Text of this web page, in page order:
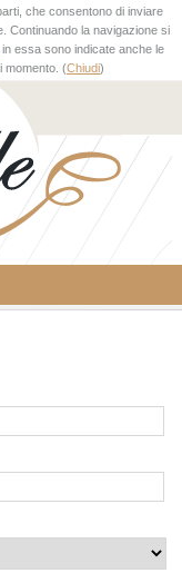
che consentono di inviare
Continuando la navigazione si
in essa sono indicate anche le
momento. (Chiudi)